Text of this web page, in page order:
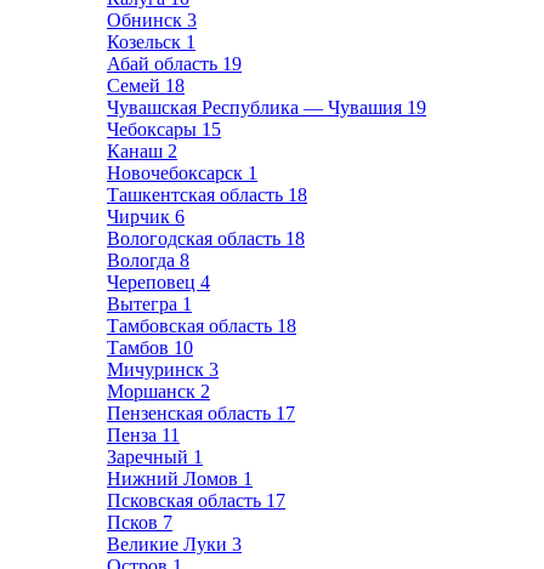
Обнинск 3
Козельск 1
Абай область 19
Семей 18
Чувашская Республика — Чувашия 19
Чебоксары 15
Канаш 2
Новочебоксарск 1
Ташкентская область 18
Чирчик 6
Вологодская область 18
Вологда 8
Череповец 4
Вытегра 1
Тамбовская область 18
Тамбов 10
Мичуринск 3
Моршанск 2
Пензенская область 17
Пенза 11
Заречный 1
Нижний Ломов 1
Псковская область 17
Псков 7
Великие Луки 3